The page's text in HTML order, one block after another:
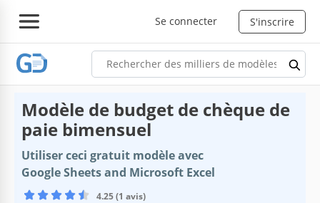
Se connecter S'inscrire
Modèle de budget de chèque de
paie bimensuel
Utiliser ceci gratuit modèle avec
Google Sheets and Microsoft Excel
4.25 (1 avis)